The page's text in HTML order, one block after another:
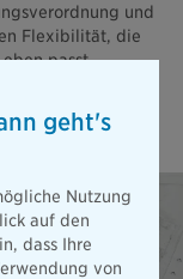
und
Flexibilität, die
passt.
geht's
Nutzung
auf den
dass Ihre
von